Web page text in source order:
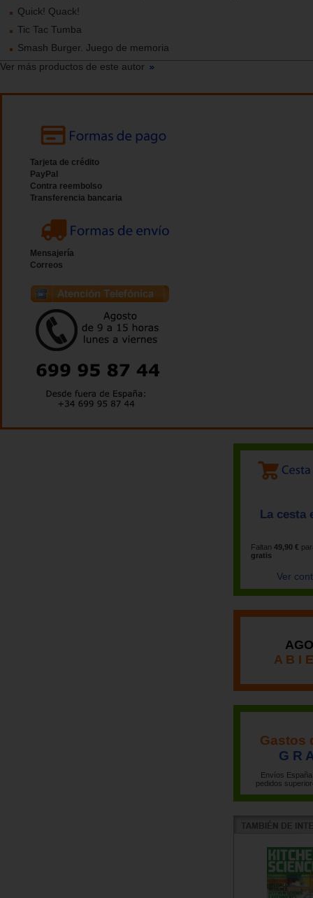
Quick! Quack!
Tic Tac Tumba
Smash Burger. Juego de memoria
Ver más productos de este autor
Tarjeta de crédito
PayPal
Contra reembolso
Transferencia bancaria
Mensajería
Correos
La cesta
Faltan 49,90 €
gratis
Ver
A B I
Gastos
G R
Envíos
pedidos